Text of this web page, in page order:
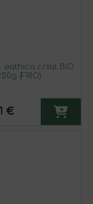
eathica.c/sal BIO
(FRIO)
€